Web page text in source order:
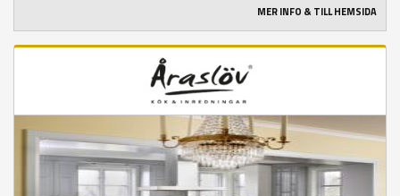
MER INFO & TILL HEMSIDA